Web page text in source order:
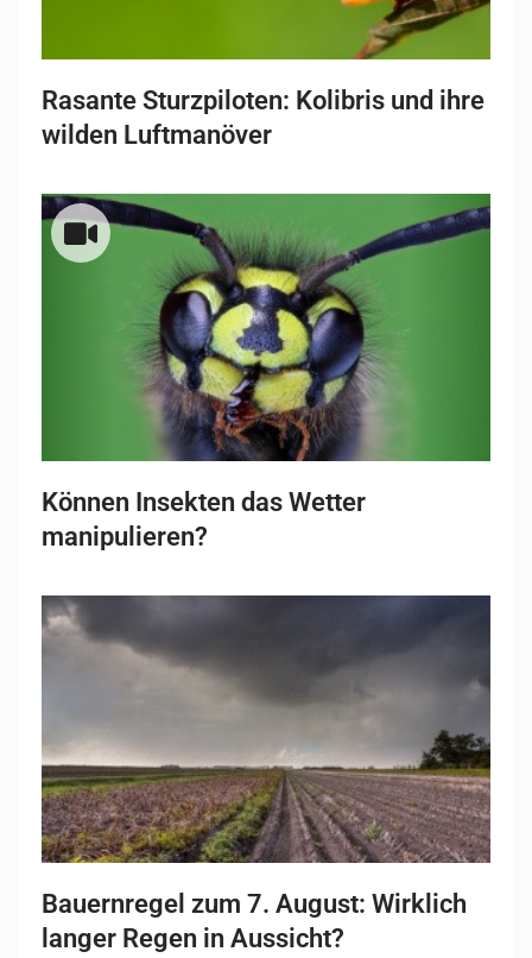
Rasante Sturzpiloten: Kolibris und ihre
wilden Luftmanöver
Können Insekten das Wetter
manipulieren?
Bauernregel zum 7. August: Wirklich
langer Regen in Aussicht?